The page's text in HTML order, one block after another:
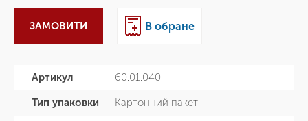
ЗАМОВИТИ В обране
Артикул 60.01.040
Тип упаковки Картонний пакет